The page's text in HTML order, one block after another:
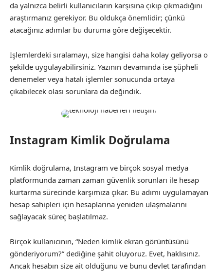
da yalnızca belirli kullanıcıların karşısına çıkıp çıkmadığını
araştırmanız gerekiyor. Bu oldukça önemlidir; çünkü
atacağınız adımlar bu duruma göre değişecektir.
İşlemlerdeki sıralamayı, size hangisi daha kolay geliyorsa o
şekilde uygulayabilirsiniz. Yazının devamında ise şüpheli
denemeler veya hatalı işlemler sonucunda ortaya
çıkabilecek olası sorunlara da değindik.
Instagram Kimlik Doğrulama
Kimlik doğrulama, Instagram ve birçok sosyal medya
platformunda zaman zaman güvenlik sorunları ile hesap
kurtarma sürecinde karşımıza çıkar. Bu adımı uygulamayan
hesap sahipleri için hesaplarına yeniden ulaşmalarını
sağlayacak süreç başlatılmaz.
Birçok kullanıcının, “Neden kimlik ekran görüntüsünü
gönderiyorum?” dediğine şahit oluyoruz. Evet, haklısınız.
Ancak hesabın size ait olduğunu ve bunu devlet tarafından